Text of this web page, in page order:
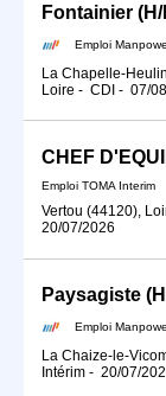
Fontainier (H/
Emploi
La Chapelle-
Loire - CDI - 07/
Emploi TOMA Interim
Vertou (44120),
20/07/2026
Paysagiste
Emploi
La Chaize-le-
Intérim - 20/07/